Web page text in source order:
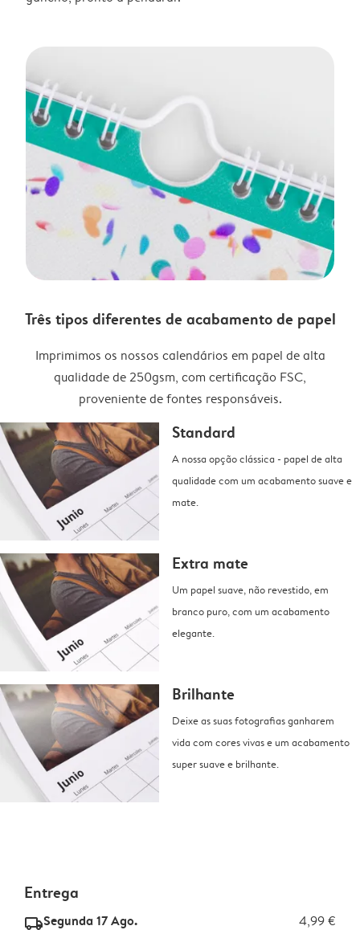
Três tipos diferentes de acabamento de papel
Imprimimos os nossos calendários em papel de alta
qualidade de 250gsm, com certificação FSC,
proveniente de fontes responsáveis.
Standard
A nossa opção clássica - papel de alta
qualidade com um acabamento suave e
mate.
Extra mate
Um papel suave, não revestido, em
branco puro, com um acabamento
elegante.
Brilhante
Deixe as suas fotografias ganharem
vida com cores vivas e um acabamento
super suave e brilhante.
Entrega
delivery_standard_v2Segunda 17 Ago. 4,99 €